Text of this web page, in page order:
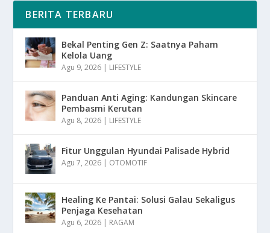
BERITA TERBARU
Bekal Penting Gen Z: Saatnya Paham
Kelola Uang
Agu 9, 2026 | LIFESTYLE
Panduan Anti Aging: Kandungan Skincare
Pembasmi Kerutan
Agu 8, 2026 | LIFESTYLE
Fitur Unggulan Hyundai Palisade Hybrid
Agu 7, 2026 | OTOMOTIF
Healing Ke Pantai: Solusi Galau Sekaligus
Penjaga Kesehatan
Agu 6, 2026 | RAGAM